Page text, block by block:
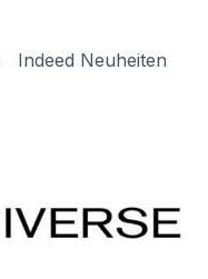
Indeed Neuheiten